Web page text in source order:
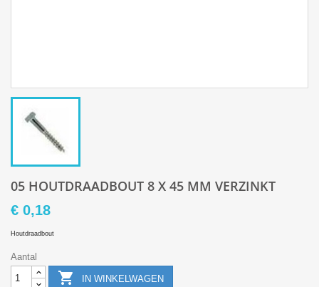
05 HOUTDRAADBOUT 8 X 45 MM VERZINKT
€ 0,18
Houtdraadbout
Aantal
 IN WINKELWAGEN